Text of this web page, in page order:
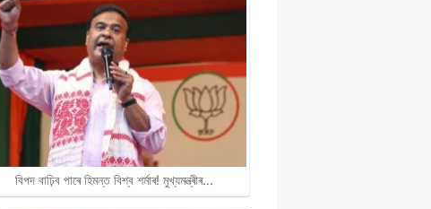
বিপদ বাঢ়িব পাৰে হিমন্ত বিশ্ব শৰ্মাৰ! মুখ্যমন্ত্ৰীৰ…